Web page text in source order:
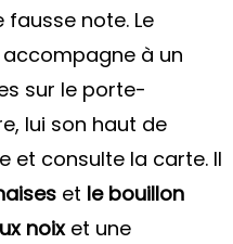
fausse note. Le
accompagne à un
sur le porte-
lui son haut de
et consulte la carte. Il
et le bouillon
noixet une